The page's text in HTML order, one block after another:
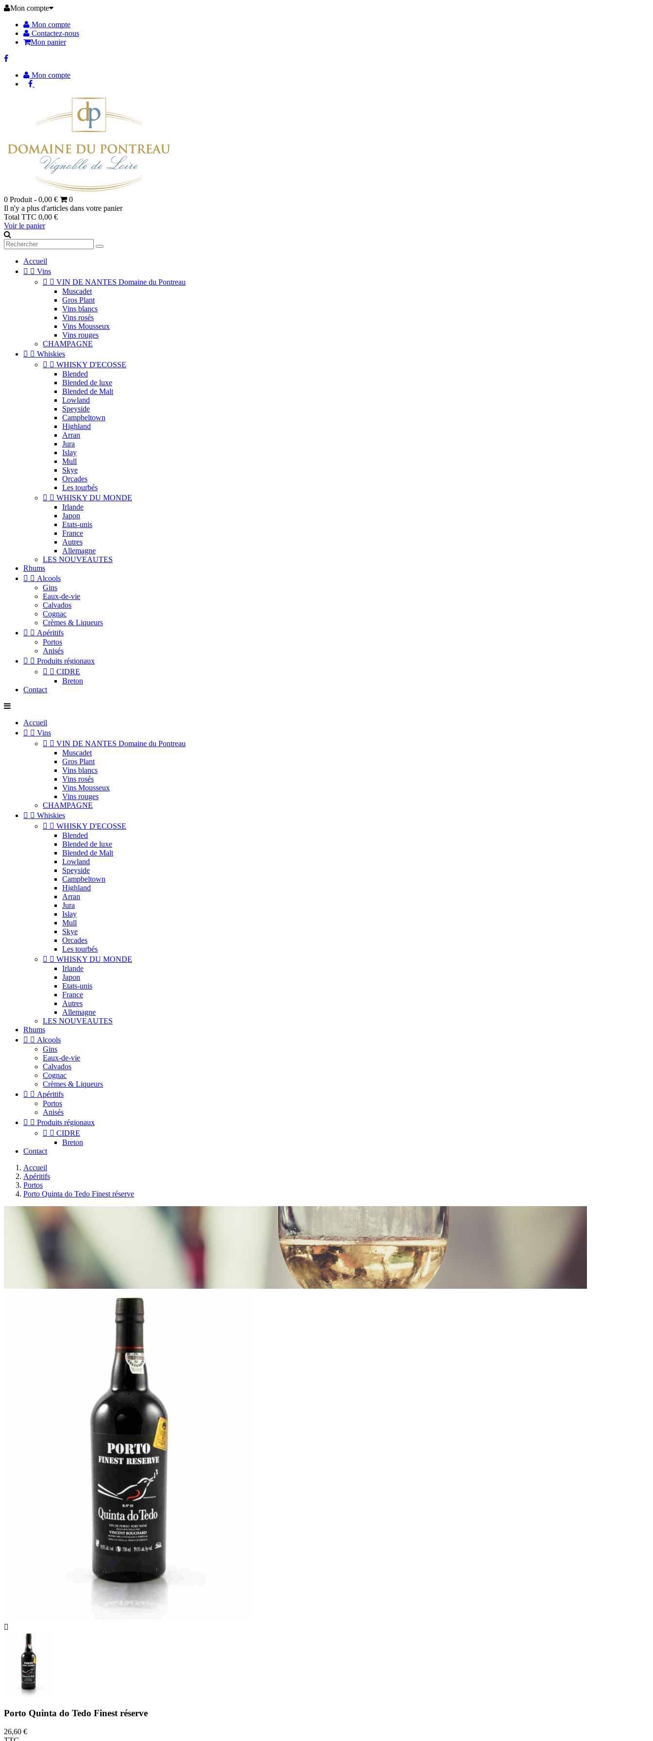
Mon compte
Mon compte
Contactez-nous
Mon panier
Mon compte
0 Produit - 0,00 €
0
Il n'y a plus d'articles dans votre panier
Total TTC 0,00 €
Voir le panier
Accueil
  Vins
  VIN DE NANTES Domaine du Pontreau
Muscadet
Gros Plant
Vins blancs
Vins rosés
Vins Mousseux
Vins rouges
CHAMPAGNE
  Whiskies
  WHISKY D'ECOSSE
Blended
Blended de luxe
Blended de Malt
Lowland
Speyside
Campbeltown
Highland
Arran
Jura
Islay
Mull
Skye
Orcades
Les tourbés
  WHISKY DU MONDE
Irlande
Japon
Etats-unis
France
Autres
Allemagne
LES NOUVEAUTES
Rhums
  Alcools
Gins
Eaux-de-vie
Calvados
Cognac
Crèmes & Liqueurs
  Apéritifs
Portos
Anisés
  Produits régionaux
  CIDRE
Breton
Contact
Accueil
  Vins
  VIN DE NANTES Domaine du Pontreau
Muscadet
Gros Plant
Vins blancs
Vins rosés
Vins Mousseux
Vins rouges
CHAMPAGNE
  Whiskies
  WHISKY D'ECOSSE
Blended
Blended de luxe
Blended de Malt
Lowland
Speyside
Campbeltown
Highland
Arran
Jura
Islay
Mull
Skye
Orcades
Les tourbés
  WHISKY DU MONDE
Irlande
Japon
Etats-unis
France
Autres
Allemagne
LES NOUVEAUTES
Rhums
  Alcools
Gins
Eaux-de-vie
Calvados
Cognac
Crèmes & Liqueurs
  Apéritifs
Portos
Anisés
  Produits régionaux
  CIDRE
Breton
Contact
Accueil
Apéritifs
Portos
Porto Quinta do Tedo Finest réserve

Porto Quinta do Tedo Finest réserve
26,60 €